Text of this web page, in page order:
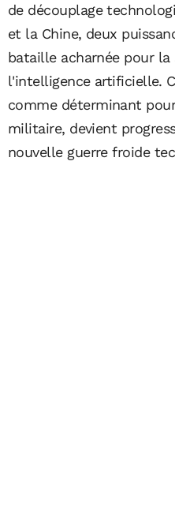
de découplage
et la Chine, deux
bataille acharnée pour la
l'intelligence artificielle.
comme déterminant
militaire, devient
nouvelle guerre froide